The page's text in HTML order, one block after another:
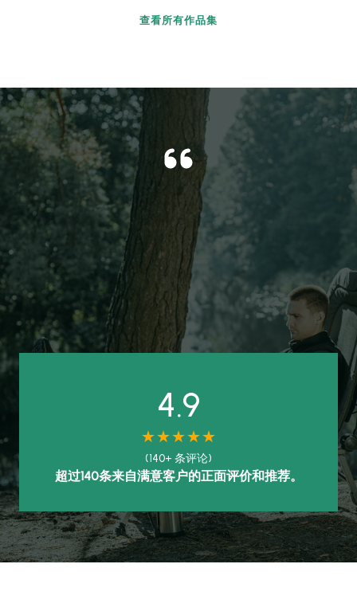
查看所有作品集
4.9
(140+ 条评论)
★★★★★
超过140条来自满意客户的正面评价和推荐。